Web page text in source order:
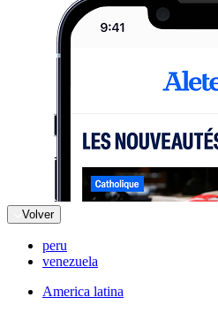
Volver
peru
venezuela
America latina